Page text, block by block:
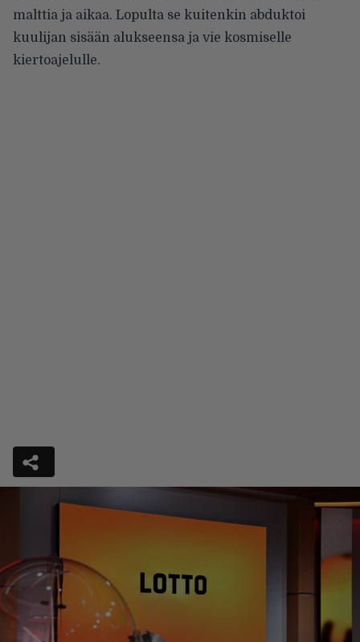
malttia ja aikaa. Lopulta se kuitenkin abduktoi
kuulijan sisään alukseensa ja vie kosmiselle
kiertoajelulle.